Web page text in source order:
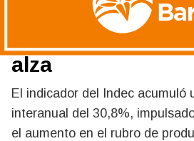
crecieron un
encadenan dos
alza
El indicador del Indec acumuló
interanual del 30,8%,
el aumento en el rubro de